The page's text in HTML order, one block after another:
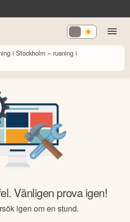
i Stockholm – rusning i
Vänligen prova igen!
igen om en stund.